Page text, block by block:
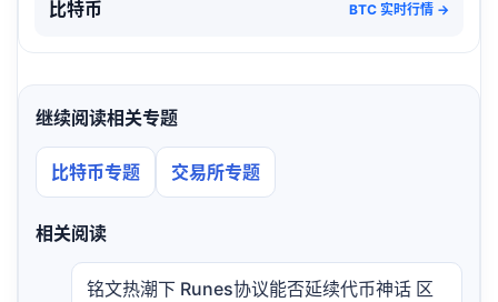
比特币 BTC 实时行情 →
继续阅读相关专题
比特币专题 交易所专题
相关阅读
铭文热潮下 Runes协议能否延续代币神话 区